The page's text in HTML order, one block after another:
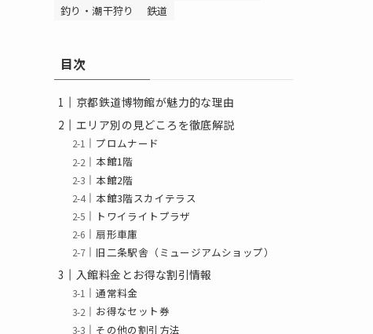
釣り・潮干狩り
鉄道
目次
京都鉄道博物館が魅力的な理由
エリア別の見どころを徹底解説
プロムナード
本館1階
本館2階
本館3階スカイテラス
トワイライトプラザ
扇形車庫
旧二条駅舎（ミュージアムショップ）
入館料金とお得な割引情報
通常料金
お得なセット券
その他の割引方法